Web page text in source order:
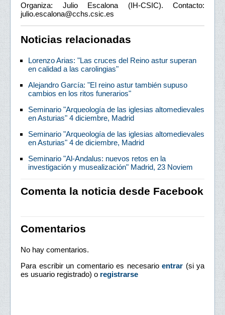
Organiza: Julio Escalona (IH-CSIC). Contacto:
julio.escalona@cchs.csic.es
Noticias relacionadas
Lorenzo Arias: "Las cruces del Reino astur superan
en calidad a las carolingias"
Alejandro García: "El reino astur también supuso
cambios en los ritos funerarios"
Seminario "Arqueología de las iglesias altomedievales
en Asturias" 4 diciembre, Madrid
Seminario "Arqueología de las iglesias altomedievales
en Asturias" 4 de diciembre, Madrid
Seminario "Al-Andalus: nuevos retos en la
investigación y musealización" Madrid, 23 Noviem
Comenta la noticia desde Facebook
Comentarios
No hay comentarios.
Para escribir un comentario es necesario entrar (si ya
es usuario registrado) o registrarse